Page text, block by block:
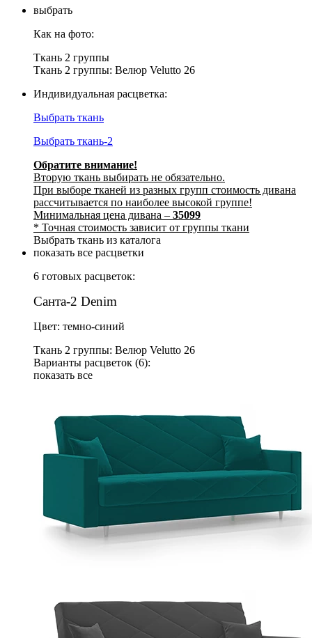
выбрать
Как на фото:
Ткань 2 группы
Ткань 2 группы: Велюр Velutto 26
Индивидуальная расцветка:
Выбрать ткань
Выбрать ткань-2
Обратите внимание!
Вторую ткань выбирать не обязательно.
При выборе тканей из разных групп стоимость дивана
рассчитывается по наиболее высокой группе!
Минимальная цена дивана – 35099
* Точная стоимость зависит от группы ткани
Выбрать ткань из каталога
показать все расцветки
6 готовых расцветок:
Санта-2 Denim
Цвет: темно-синий
Ткань 2 группы: Велюр Velutto 26
Варианты расцветок (6):
показать все